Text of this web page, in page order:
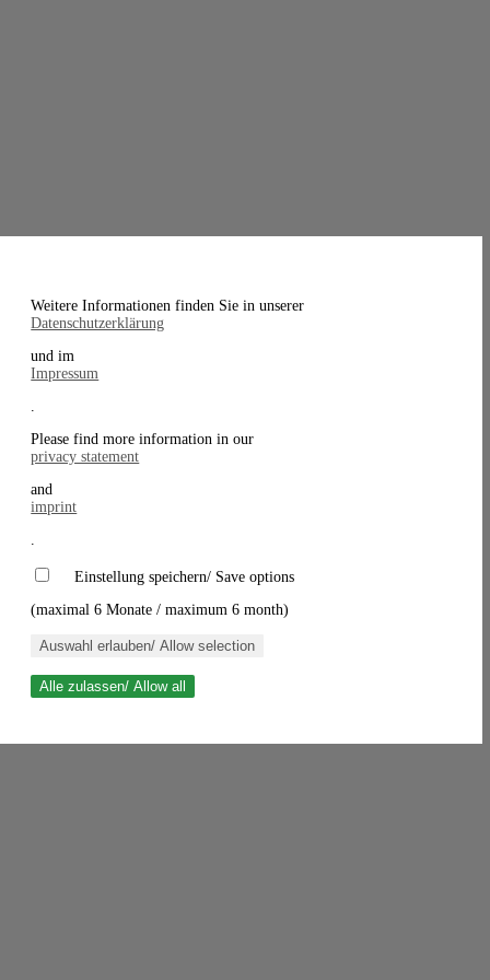
Weitere Informationen finden Sie in unserer
Datenschutzerklärung
und im
Impressum
.
Please find more information in our
privacy statement
and
imprint
.
Einstellung speichern/ Save options
(maximal 6 Monate / maximum 6 month)
Auswahl erlauben/ Allow selection
Alle zulassen/ Allow all